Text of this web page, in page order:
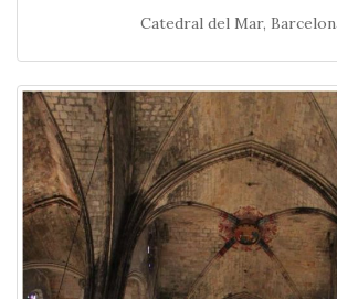
Catedral del Mar,